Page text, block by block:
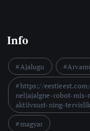
Info
Ajalugu
https://
neljajalgne-robot-
aktiivsust-ning-
magyar